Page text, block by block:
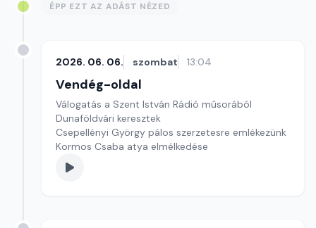
ÉPP EZT AZ ADÁST NÉZED
2026. 06. 06. szombat 13:04
Vendég-oldal
Válogatás a Szent István Rádió műsorából
Dunaföldvári keresztek
Csepellényi György pálos szerzetesre emlékezünk
Kormos Csaba atya elmélkedése